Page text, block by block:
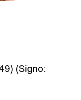
(Signo: